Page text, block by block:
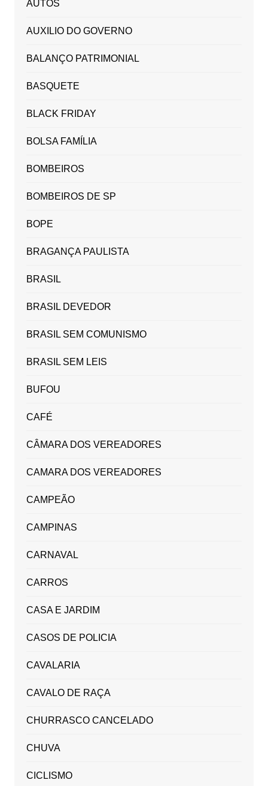
AUTOS
AUXILIO DO GOVERNO
BALANÇO PATRIMONIAL
BASQUETE
BLACK FRIDAY
BOLSA FAMÍLIA
BOMBEIROS
BOMBEIROS DE SP
BOPE
BRAGANÇA PAULISTA
BRASIL
BRASIL DEVEDOR
BRASIL SEM COMUNISMO
BRASIL SEM LEIS
BUFOU
CAFÉ
CÂMARA DOS VEREADORES
CAMARA DOS VEREADORES
CAMPEÃO
CAMPINAS
CARNAVAL
CARROS
CASA E JARDIM
CASOS DE POLICIA
CAVALARIA
CAVALO DE RAÇA
CHURRASCO CANCELADO
CHUVA
CICLISMO